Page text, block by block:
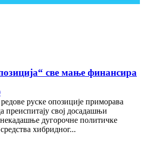
све мање финансира
редове руске опозиције приморава
преиспитају свој досадашњи
дугорочне политичке
хибридног...